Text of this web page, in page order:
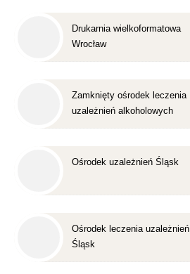
Drukarnia wielkoformatowa
Wrocław
Zamknięty ośrodek leczenia
uzależnień alkoholowych
Ośrodek uzależnień Śląsk
Ośrodek leczenia uzależnień
Śląsk